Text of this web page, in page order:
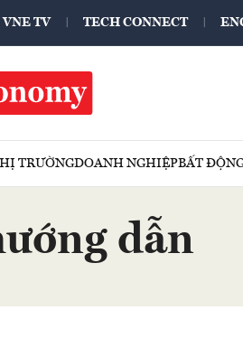
VNE TV TECH CONNECT
TRƯỜNGDOANH NGHIỆPBẤT
dẫn